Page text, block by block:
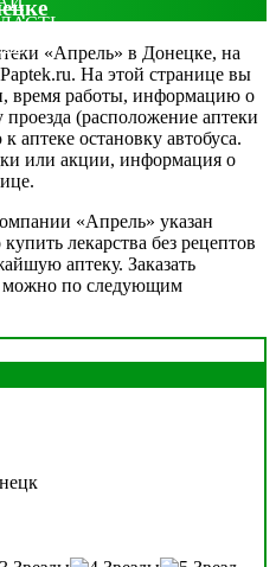
«Апрель» в Донецке, на
На этой странице вы
время работы, информацию о
проезда (расположение аптеки
аптеке остановку автобуса.
или акции, информация о
«Апрель» указан
лекарства без рецептов
аптеку. Заказать
можно по следующим